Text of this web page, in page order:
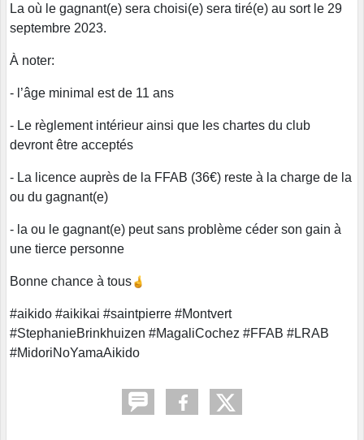
La où le gagnant(e) sera choisi(e) sera tiré(e) au sort le 29
septembre 2023.
À noter:
- l’âge minimal est de 11 ans
- Le règlement intérieur ainsi que les chartes du club
devront être acceptés
- La licence auprès de la FFAB (36€) reste à la charge de la
ou du gagnant(e)
- la ou le gagnant(e) peut sans problème céder son gain à
une tierce personne
Bonne chance à tous
#aikido #aikikai #saintpierre #Montvert
#StephanieBrinkhuizen #MagaliCochez #FFAB #LRAB
#MidoriNoYamaAikido